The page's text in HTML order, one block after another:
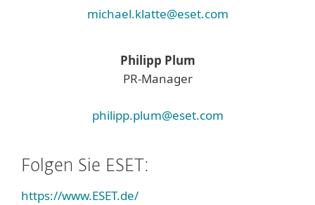
michael.klatte@eset.com
Philipp Plum
PR-Manager
philipp.plum@eset.com
Folgen Sie ESET:
https://www.ESET.de/